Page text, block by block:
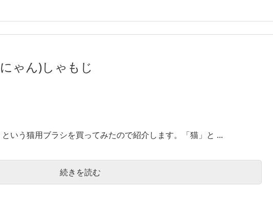
ゃん)しゃもじ
という猫用ブラシを買ってみたので紹介します。「猫」と ...
続きを読む